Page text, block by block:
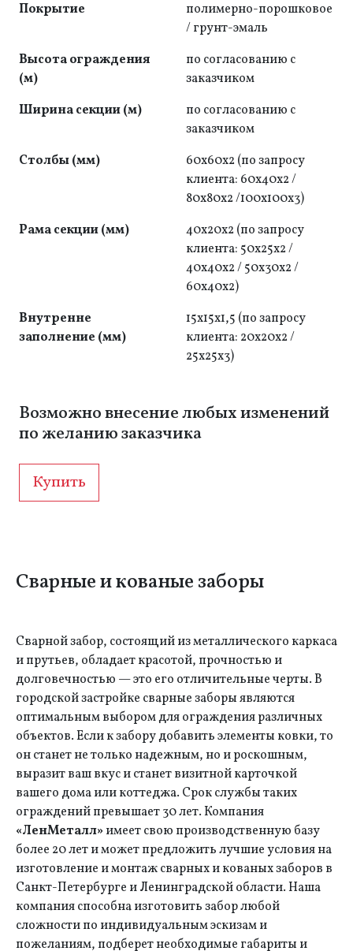
Покрытие
полимерно-порошковое
/ грунт-эмаль
Высота ограждения
(м)
по согласованию с
заказчиком
Ширина секции (м)
по согласованию с
заказчиком
Cтолбы (мм)
60х60х2 (по запросу
клиента: 60x40x2 /
80x80x2 /100х100х3)
Рама секции (мм)
40x20x2 (по запросу
клиента: 50x25x2 /
40x40x2 / 50x30x2 /
60x40x2)
Внутренне
заполнение (мм)
15х15х1,5 (по запросу
клиента: 20x20х2 /
25х25х3)
Возможно внесение любых изменений
по желанию заказчика
Купить
Сварные и кованые заборы
Сварной забор, состоящий из металлического каркаса
и прутьев, обладает красотой, прочностью и
долговечностью — это его отличительные черты. В
городской застройке сварные заборы являются
оптимальным выбором для ограждения различных
объектов. Если к забору добавить элементы ковки, то
он станет не только надежным, но и роскошным,
выразит ваш вкус и станет визитной карточкой
вашего дома или коттеджа. Срок службы таких
ограждений превышает 30 лет. Компания
«ЛенМеталл»имеет свою производственную базу
более 20 лет и может предложить лучшие условия на
изготовление и монтаж сварных и кованых заборов в
Санкт-Петербурге и Ленинградской области. Наша
компания способна изготовить забор любой
сложности по индивидуальным эскизам и
пожеланиям, подберет необходимые габариты и